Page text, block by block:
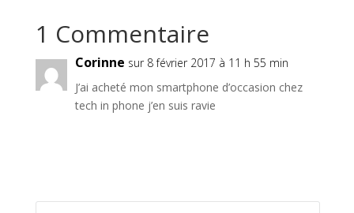
1 Commentaire
Corinne sur 8 février 2017 à 11 h 55 min
J’ai acheté mon smartphone d’occasion chez
tech in phone j’en suis ravie